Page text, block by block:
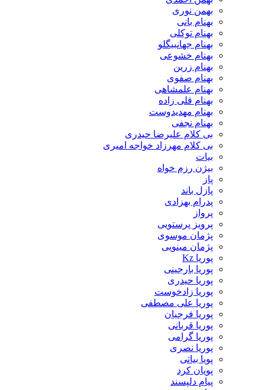
بهمن نوری
بهنام بانی
بهنام توکلی
بهنام جهانبیگلو
بهنام خشوعی
بهنام زرین
بهنام صفوی
بهنام علمشاهی
بهنام قلی زاده
بهنام مهدیدوست
بهنام نجفی
بی کلام علیرضا حیدری
بی کلام مهرزاد خواجه امیری
بیات
بیژن رزم خواه
پاز
پازل باند
پدرام بهزادی
پرواز
پرویز پرستویی
پژمان موسوی
پژمان مینویی
پوریا Kz
پوریا بارجینی
پوریا حیدری
پوریا زادخوست
پوریا علی مصطفی
پوریا فرجیان
پوریا قربانی
پوریا گرامی
پوریا نصری
پویا بیاتی
پویان کرد
پیام دلپسند